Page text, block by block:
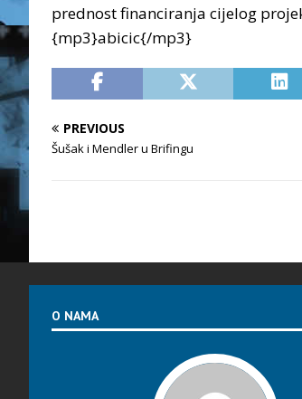
prednost financiranja cijelog
{mp3}abicic{/mp3}
PREVIOUS
Šušak i Mendler u Brifingu
O NAMA